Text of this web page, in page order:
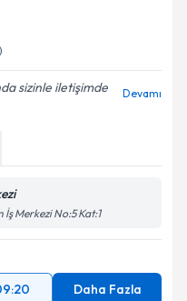
sizinle iletişimde
Devamı
Merkezi No:5 Kat:1
Daha Fazla